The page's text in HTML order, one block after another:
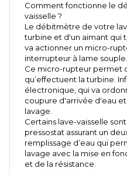
Comment fonctionne le
vaisselle ?
Le débitmètre de votre
turbine et d'un aimant qui
va actionner un micro-
interrupteur à lame souple.
Ce micro-rupteur permet
qu’effectuent la turbine.
électronique, qui va
coupure d'arrivée d'eau
lavage.
Certains lave-vaisselle
pressostat assurant un
remplissage d’eau qui
lavage avec la mise en
et de la résistance.